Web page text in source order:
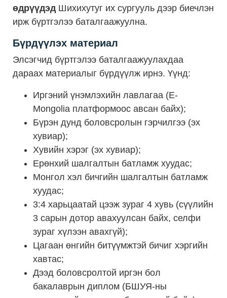
өдрүүдэд Шихихутуг их сургууль дээр биечлэн
ирж бүртгэлээ баталгаажуулна.
Бүрдүүлэх материал
Элсэгчид бүртгэлээ баталгаажуулахдаа
дараах материалыг бүрдүүлж ирнэ. Үүнд:
Иргэний үнэмлэхийн лавлагаа (Е-
Mongolia платформоос авсан байх);
Бүрэн дунд боловсролын гэрчилгээ (эх
хувиар);
Хувийн хэрэг (эх хувиар);
Ерөнхий шалгалтын батламж хуудас;
Монгол хэл бичгийн шалгалтын батламж
хуудас;
3:4 харьцаатай цээж зураг 4 хувь (сүүлийн
3 сарын дотор авахуулсан байх, селфи
зураг хүлээн авахгүй);
Цагаан өнгийн битүүмжтэй бичиг хэргийн
хавтас;
Дээд боловсролтой иргэн бол
бакалаврын диплом (БШУЯ-ны